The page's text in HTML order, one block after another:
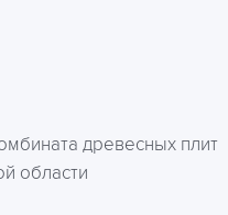
древесных плит
области